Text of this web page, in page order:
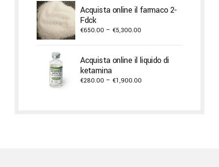
through
€3,000.00
Acquista online il farmaco 2-
Fdck
€650.00 – €5,300.00
through
Acquista online il liquido di
ketamina
€280.00 – €1,900.00